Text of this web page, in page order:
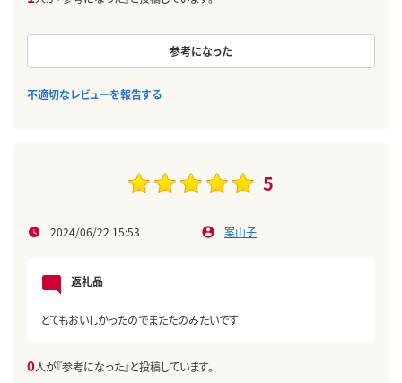
参考になった
不適切なレビューを報告する
5
2024/06/22 15:53 案山子
返礼品
とてもおいしかったのでまたたのみたいです
0人が『参考になった』と投稿しています。